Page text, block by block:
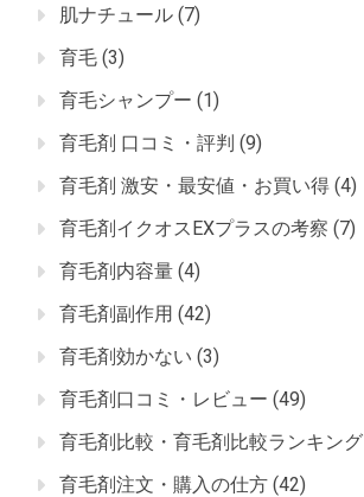
肌ナチュール (7)
育毛 (3)
育毛シャンプー (1)
育毛剤 口コミ・評判 (9)
育毛剤 激安・最安値・お買い得 (4)
育毛剤イクオスEXプラスの考察 (7)
育毛剤内容量 (4)
育毛剤副作用 (42)
育毛剤効かない (3)
育毛剤口コミ・レビュー (49)
育毛剤比較・育毛剤比較ランキング
育毛剤注文・購入の仕方 (42)